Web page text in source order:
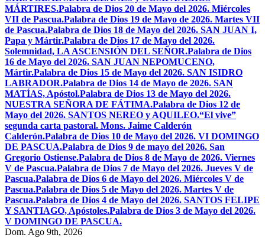
MÁRTIRES.Palabra de Dios 20 de Mayo del 2026. Miércoles
VII de Pascua.Palabra de Dios 19 de Mayo de 2026. Martes VII
de Pascua.Palabra de Dios 18 de Mayo del 2026. SAN JUAN I,
Papa y Mártir.Palabra de Dios 17 de Mayo del 2026.
Solemnidad, LA ASCENSIÓN DEL SEÑOR.Palabra de Dios
16 de Mayo del 2026. SAN JUAN NEPOMUCENO,
Mártir.Palabra de Dios 15 de Mayo del 2026. SAN ISIDRO
LABRADOR.Palabra de Dios 14 de Mayo de 2026. SAN
MATÍAS, Apóstol.Palabra de Dios 13 de Mayo del 2026.
NUESTRA SEÑORA DE FÁTIMA.Palabra de Dios 12 de
Mayo del 2026. SANTOS NEREO y AQUILEO.“El vive”
segunda carta pastoral. Mons. Jaime Calderón
Calderón.Palabra de Dios 10 de Mayo del 2026. VI DOMINGO
DE PASCUA.Palabra de Dios 9 de mayo del 2026. San
Gregorio Ostiense.Palabra de Dios 8 de Mayo de 2026. Viernes
V de Pascua.Palabra de Dios 7 de Mayo del 2026. Jueves V de
Pascua.Palabra de Dios 6 de Mayo del 2026. Miércoles V de
Pascua.Palabra de Dios 5 de Mayo del 2026. Martes V de
Pascua.Palabra de Dios 4 de Mayo del 2026. SANTOS FELIPE
Y SANTIAGO, Apóstoles.Palabra de Dios 3 de Mayo del 2026.
V DOMINGO DE PASCUA.
Dom. Ago 9th, 2026